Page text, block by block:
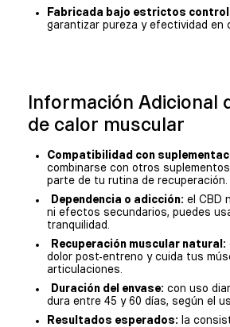
Fabricada bajo estrictos
garantizar pureza y efectividad en
Información Adicional
de calor muscular
Compatibilidad con
combinarse con otros
parte de tu rutina de recuperación.
Dependencia o adicción: el CBD
ni efectos secundarios, puedes
tranquilidad.
Recuperación muscular natural:
dolor post-entreno y cuida tus
articulaciones.
Duración del envase: con uso
dura entre 45 y 60 días, según el
Resultados esperados: la